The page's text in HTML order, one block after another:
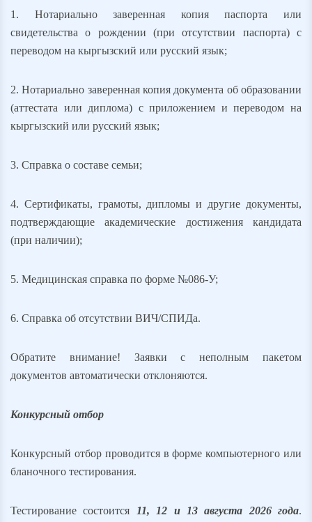
1. Нотариально заверенная копия паспорта или
свидетельства о рождении (при отсутствии паспорта) с
переводом на кыргызский или русский язык;
2. Нотариально заверенная копия документа об образовании
(аттестата или диплома) с приложением и переводом на
кыргызский или русский язык;
3. Справка о составе семьи;
4. Сертификаты, грамоты, дипломы и другие документы,
подтверждающие академические достижения кандидата
(при наличии);
5. Медицинская справка по форме №086-У;
6. Справка об отсутствии ВИЧ/СПИДа.
Обратите внимание! Заявки с неполным пакетом
документов автоматически отклоняются.
Конкурсный отбор
Конкурсный отбор проводится в форме компьютерного или
бланочного тестирования.
Тестирование состоится 11, 12 и 13 августа 2026 года.